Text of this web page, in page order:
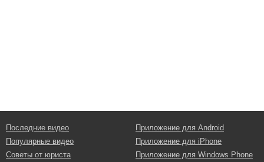
Последние видео
Популярные видео
Советы от юриста
Приложение для Android
Приложение для iPhone
Приложение для Windows Phone